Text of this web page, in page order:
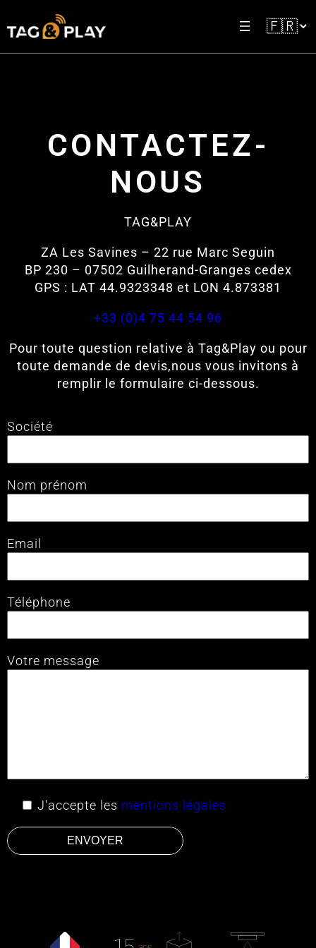
CONTACTEZ-
NOUS
TAG&PLAY
ZA Les Savines – 22 rue Marc Seguin
BP 230 – 07502 Guilherand-Granges cedex
GPS : LAT 44.9323348 et LON 4.873381
+33 (0)4 75 44 54 96
Pour toute question relative à Tag&Play ou pour
toute demande de devis,nous vous invitons à
remplir le formulaire ci-dessous.
Société
Nom prénom
Email
Téléphone
Votre message
J'accepte les mentions légales
ENVOYER